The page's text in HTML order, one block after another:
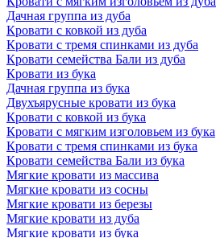
Дачная группа из дуба
Кровати с ковкой из дуба
Кровати с тремя спинками из дуба
Кровати семейства Бали из дуба
Кровати из бука
Дачная группа из бука
Двухъярусные кровати из бука
Кровати с ковкой из бука
Кровати с мягким изголовьем из бука
Кровати с тремя спинками из бука
Кровати семейства Бали из бука
Мягкие кровати из массива
Мягкие кровати из сосны
Мягкие кровати из березы
Мягкие кровати из дуба
Мягкие кровати из бука